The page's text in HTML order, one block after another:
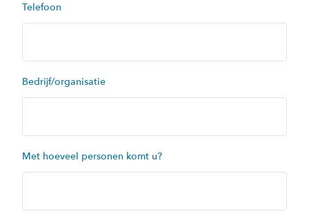
Telefoon
Bedrijf/organisatie
Met hoeveel personen komt u?